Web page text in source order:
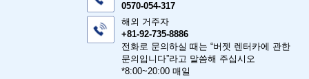
0570-054-317
해외 거주자
+81-92-735-8886
전화로 문의하실 때는 “버젯 렌터카에 관한
문의입니다”라고 말씀해 주십시오
*8:00~20:00 매일